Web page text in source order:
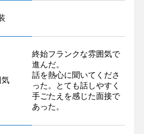
気
終始フランクな雰囲気で
進んだ。
話を熱心に聞いてくださ
った。とても話しやすく
手ごたえを感じた面接で
あった。